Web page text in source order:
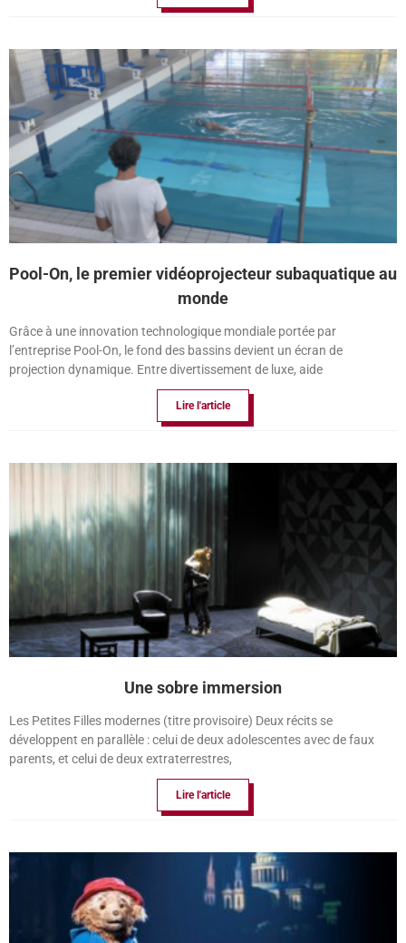
Pool-On, le premier vidéoprojecteur subaquatique au
monde
Grâce à une innovation technologique mondiale portée par
l’entreprise Pool-On, le fond des bassins devient un écran de
projection dynamique. Entre divertissement de luxe, aide
Lire l'article
Une sobre immersion
Les Petites Filles modernes (titre provisoire) Deux récits se
développent en parallèle : celui de deux adolescentes avec de faux
parents, et celui de deux extraterrestres,
Lire l'article